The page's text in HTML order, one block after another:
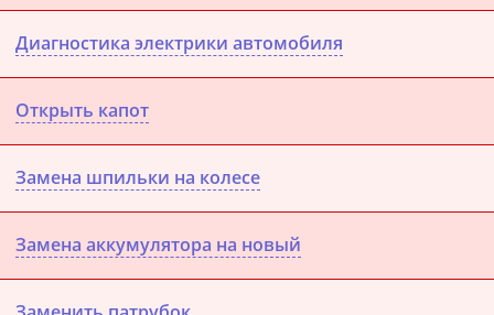
Диагностика электрики автомобиля
Открыть капот
Замена шпильки на колесе
Замена аккумулятора на новый